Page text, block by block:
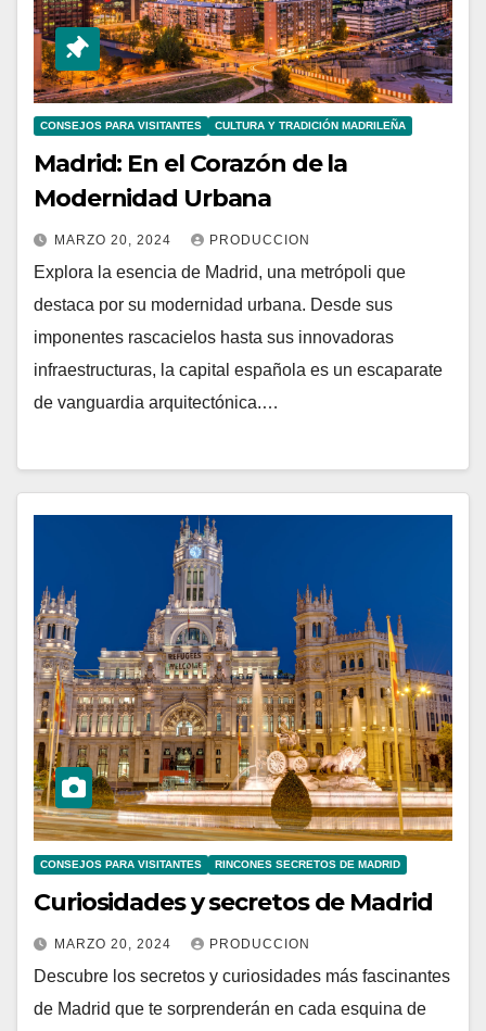
CONSEJOS PARA VISITANTES CULTURA Y TRADICIÓN MADRILEÑA
Madrid: En el Corazón de la
Modernidad Urbana
MARZO 20, 2024 PRODUCCION
Explora la esencia de Madrid, una metrópoli que
destaca por su modernidad urbana. Desde sus
imponentes rascacielos hasta sus innovadoras
infraestructuras, la capital española es un escaparate
de vanguardia arquitectónica.…
CONSEJOS PARA VISITANTES RINCONES SECRETOS DE MADRID
Curiosidades y secretos de Madrid
MARZO 20, 2024 PRODUCCION
Descubre los secretos y curiosidades más fascinantes
de Madrid que te sorprenderán en cada esquina de